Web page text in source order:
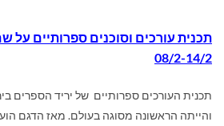
תכנית עורכים וסוכנים ספרותיים על
08/2-14/2
והייתה הראשונה מסוגה בעולם. מאז הדגם